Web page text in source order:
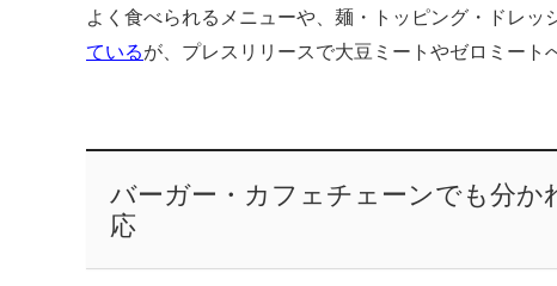
よく食べられるメニューや、麺・トッピング・ドレッ
ているが、プレスリリースで大豆ミートやゼロミート
バーガー・カフェチェーンでも分か
応